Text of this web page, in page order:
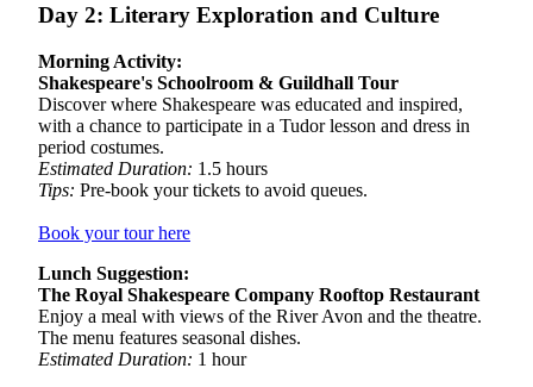
Day 2: Literary Exploration and Culture
Morning Activity:
Shakespeare's Schoolroom & Guildhall Tour
Discover where Shakespeare was educated and inspired,
with a chance to participate in a Tudor lesson and dress in
period costumes.
Estimated Duration: 1.5 hours
Tips: Pre-book your tickets to avoid queues.
Book your tour here
Lunch Suggestion:
The Royal Shakespeare Company Rooftop Restaurant
Enjoy a meal with views of the River Avon and the theatre.
The menu features seasonal dishes.
Estimated Duration: 1 hour